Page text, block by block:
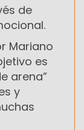
de
Mariano
es
arena”
y